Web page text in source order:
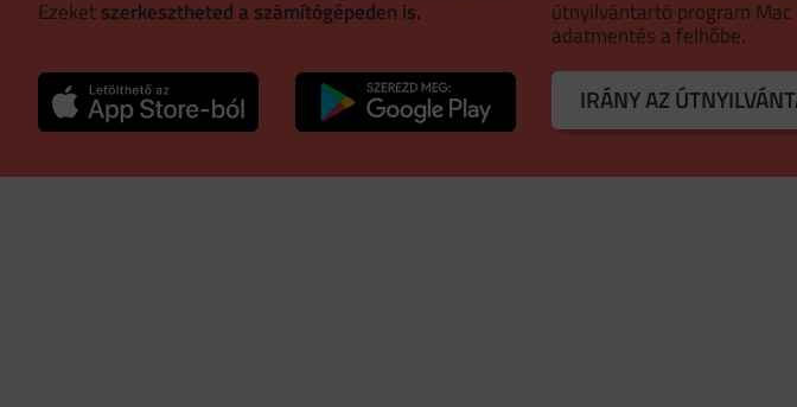
Ezeketszerkesztheted a számítógépeden is. útnyilvántartó program Mac
adatmentés a felhőbe.
IRÁNY AZ